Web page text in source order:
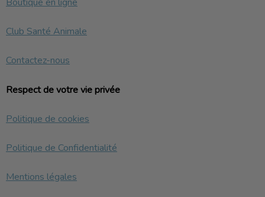
Club Santé Animale
Contactez-nous
Respect de votre vie privée
Politique de cookies
Politique de Confidentialité
Mentions légales